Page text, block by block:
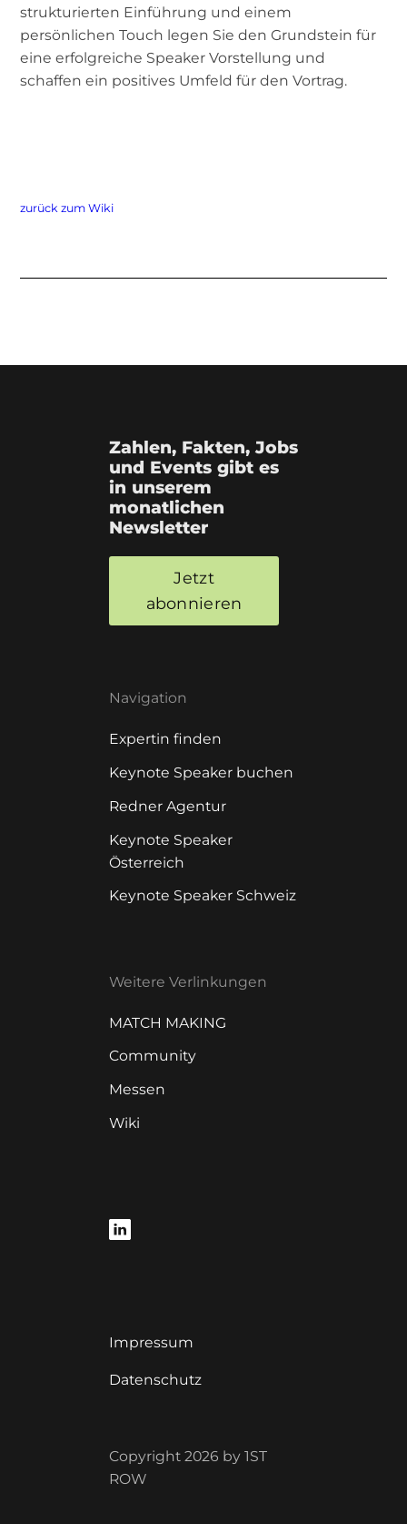
strukturierten Einführung und einem
persönlichen Touch legen Sie den Grundstein für
eine erfolgreiche Speaker Vorstellung und
schaffen ein positives Umfeld für den Vortrag.
zurück zum Wiki
Zahlen, Fakten, Jobs
und Events gibt es
in unserem
monatlichen
Newsletter
Jetzt
abonnieren
Navigation
Expertin finden
Keynote Speaker buchen
Redner Agentur
Keynote Speaker
Österreich
Keynote Speaker Schweiz
Weitere Verlinkungen
MATCH MAKING
Community
Messen
Wiki
Impressum
Datenschutz
Copyright 2026 by 1ST
ROW